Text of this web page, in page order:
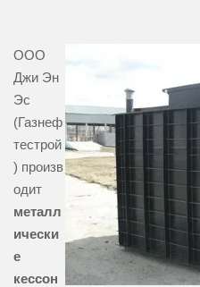
ООО
Джи Эн
Эс
(Газнеф
тестрой
) произв
одит
металл
ически
е
кессон